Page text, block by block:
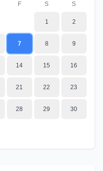
F S S
1 2
7 8 9
14 15 16
21 22 23
28 29 30